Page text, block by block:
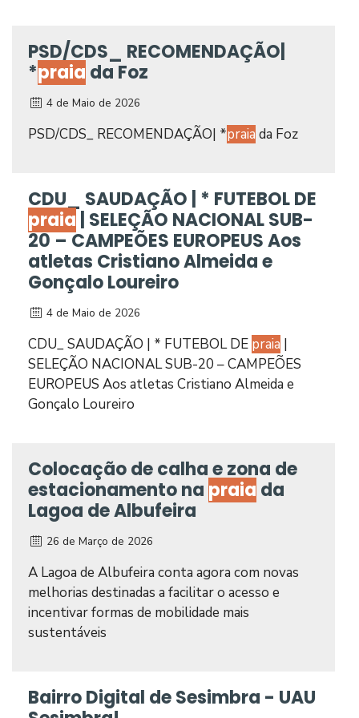
PSD/CDS_ RECOMENDAÇÃO|
*praia da Foz
4 de Maio de 2026
PSD/CDS_ RECOMENDAÇÃO| *praia da Foz
CDU_ SAUDAÇÃO | * FUTEBOL DE
praia | SELEÇÃO NACIONAL SUB-
20 – CAMPEÕES EUROPEUS Aos
atletas Cristiano Almeida e
Gonçalo Loureiro
4 de Maio de 2026
CDU_ SAUDAÇÃO | * FUTEBOL DE praia |
SELEÇÃO NACIONAL SUB-20 – CAMPEÕES
EUROPEUS Aos atletas Cristiano Almeida e
Gonçalo Loureiro
Colocação de calha e zona de
estacionamento na praia da
Lagoa de Albufeira
26 de Março de 2026
A Lagoa de Albufeira conta agora com novas
melhorias destinadas a facilitar o acesso e
incentivar formas de mobilidade mais
sustentáveis
Bairro Digital de Sesimbra - UAU